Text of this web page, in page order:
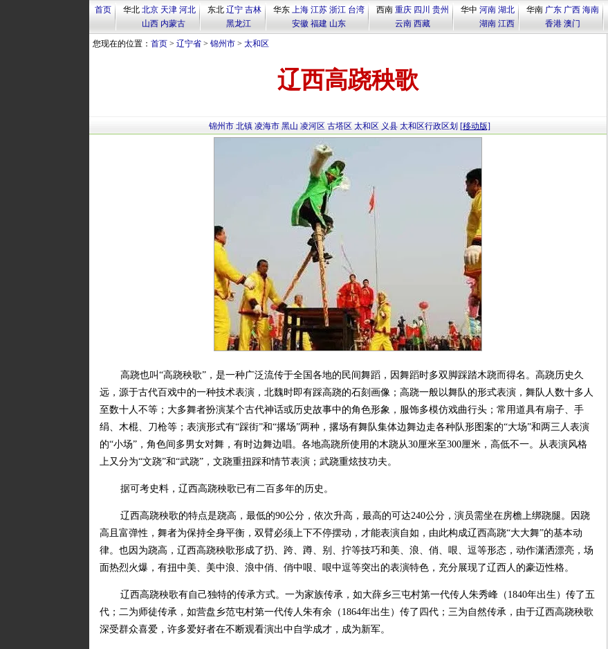
首页 华北 北京 天津 河北
山西 内蒙古
东北 辽宁 吉林
黑龙江
华东 上海 江苏 浙江 台湾
安徽 福建 山东
西南 重庆 四川 贵州
云南 西藏
华中 河南 湖北
湖南 江西
华南 广东 广西 海南
香港 澳门
您现在的位置： 首页> 辽宁省> 锦州市> 太和区
辽西高跷秧歌
锦州市 北镇 凌海市 黑山 凌河区 古塔区 太和区 义县 太和区行政区划 [移动版]
高跷也叫“高跷秧歌”，是一种广泛流传于全国各地的民间舞蹈，因舞蹈时多双脚踩踏木跷而得名。高跷历史久
远，源于古代百戏中的一种技术表演，北魏时即有踩高跷的石刻画像；高跷一般以舞队的形式表演，舞队人数十多人
至数十人不等；大多舞者扮演某个古代神话或历史故事中的角色形象，服饰多模仿戏曲行头；常用道具有扇子、手
绢、木棍、刀枪等；表演形式有“踩街”和“撂场”两种，撂场有舞队集体边舞边走各种队形图案的“大场”和两三人表演
的“小场”，角色间多男女对舞，有时边舞边唱。各地高跷所使用的木跷从30厘米至300厘米，高低不一。从表演风格
上又分为“文跷”和“武跷”，文跷重扭踩和情节表演；武跷重炫技功夫。
据可考史料，辽西高跷秧歌已有二百多年的历史。
辽西高跷秧歌的特点是跷高，最低的90公分，依次升高，最高的可达240公分，演员需坐在房檐上绑跷腿。因跷
高且富弹性，舞者为保持全身平衡，双臂必须上下不停摆动，才能表演自如，由此构成辽西高跷“大大舞”的基本动
律。也因为跷高，辽西高跷秧歌形成了扔、跨、蹲、别、拧等技巧和美、浪、俏、哏、逗等形态，动作潇洒漂亮，场
面热烈火爆，有扭中美、美中浪、浪中俏、俏中哏、哏中逗等突出的表演特色，充分展现了辽西人的豪迈性格。
辽西高跷秧歌有自己独特的传承方式。一为家族传承，如大薛乡三屯村第一代传人朱秀峰（1840年出生）传了五
代；二为师徒传承，如营盘乡范屯村第一代传人朱有余（1864年出生）传了四代；三为自然传承，由于辽西高跷秧歌
深受群众喜爱，许多爱好者在不断观看演出中自学成才，成为新军。